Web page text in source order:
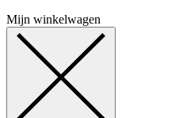
Mijn winkelwagen